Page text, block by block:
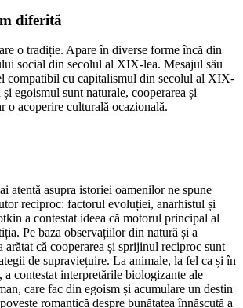
diferită
o tradiție. Apare în diverse forme încă din
social din secolul al XIX-lea. Mesajul său
compatibil cu capitalismul din secolul al XIX-
egoismul sunt naturale, cooperarea și
o acoperire culturală ocazională.
atentă asupra istoriei oamenilor ne spune
reciproc: factorul evoluției, anarhistul și
a contestat ideea că motorul principal al
Pe baza observațiilor din natură și a
arătat că cooperarea și sprijinul reciproc sunt
de supraviețuire. La animale, la fel ca și în
contestat interpretările biologizante ale
care fac din egoism și acumulare un destin
romantică despre bunătatea înnăscută a